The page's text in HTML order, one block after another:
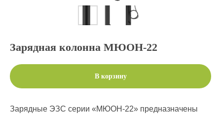
Зарядная колонна МЮОН-22
В корзину
Зарядные ЭЗС серии «МЮОН-22» предназначены